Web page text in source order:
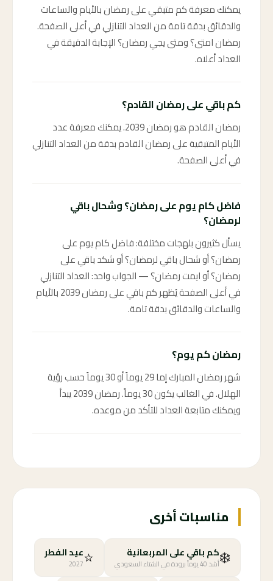
يمكنك معرفة كم متبقي على رمضان بالأيام والساعات
والدقائق بدقة تامة من العداد التنازلي في أعلى الصفحة.
رمضان امتى؟ ومتى يجي رمضان؟ الإجابة الدقيقة في
العداد أعلاه.
كم باقي على رمضان القادم؟
رمضان القادم هو رمضان 2039. يمكنك معرفة عدد
الأيام المتبقية على رمضان القادم بدقة من العداد التنازلي
في أعلى الصفحة.
فاضل كام يوم على رمضان؟ وشحال باقي
لرمضان؟
يسأل كثيرون بلهجات مختلفة: فاضل كام يوم على
رمضان؟ أو شحال باقي لرمضان؟ أو شكد باقي على
رمضان؟ أو ايمت رمضان؟ — الجواب واحد: العداد التنازلي
في أعلى الصفحة يُظهر كم باقي على رمضان 2039 بالأيام
والساعات والدقائق بدقة تامة.
رمضان كم يوم؟
شهر رمضان المبارك إما 29 يوماً أو 30 يوماً حسب رؤية
الهلال. في الغالب يكون 30 يوماً. رمضان 2039 يبدأ
ويمكنك متابعة العداد للتأكد من موعده.
مناسبات أخرى
❄️كم باقي على المربعانية
أشد 40 يوماً برودة في الشتاء السعودي ⭐عيد الفطر
2027